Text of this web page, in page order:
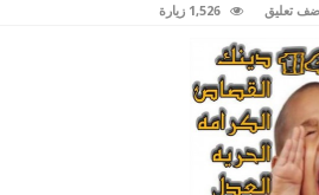
اضف تعليق 1,526 زيارة